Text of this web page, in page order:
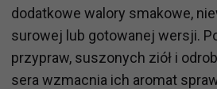
dodatkowe walory smakowe,
surowej lub gotowanej wersji.
przypraw, suszonych ziół i
sera wzmacnia ich aromat